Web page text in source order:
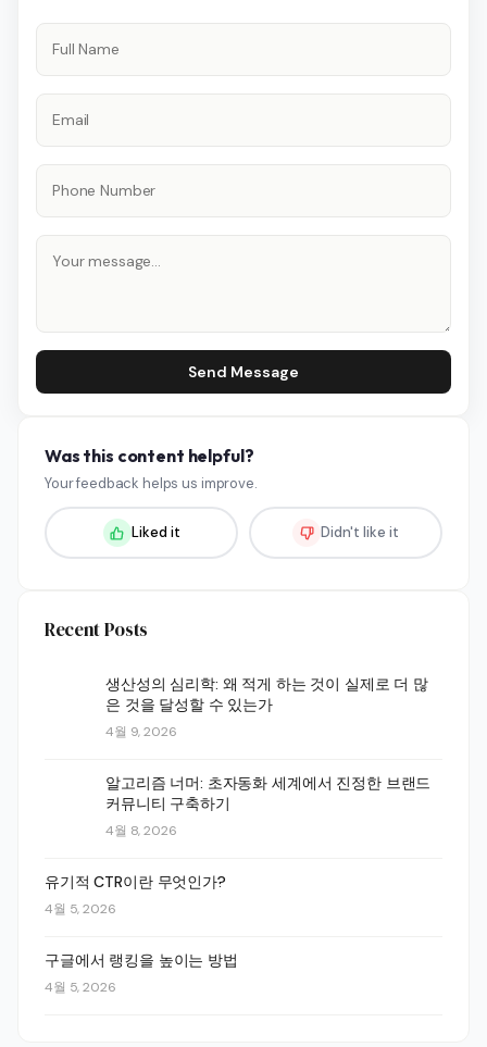
Send Message
Was this content helpful?
Your feedback helps us improve.
Liked it Didn't like it
Recent Posts
생산성의 심리학: 왜 적게 하는 것이 실제로 더 많
은 것을 달성할 수 있는가
4월 9, 2026
알고리즘 너머: 초자동화 세계에서 진정한 브랜드
커뮤니티 구축하기
4월 8, 2026
유기적 CTR이란 무엇인가?
4월 5, 2026
구글에서 랭킹을 높이는 방법
4월 5, 2026